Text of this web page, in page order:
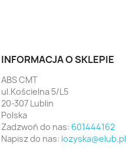
INFORMACJA O SKLEPIE
ABS CMT
ul.Kościelna 5/L5
20-307 Lublin
Polska
Zadzwoń do nas: 601444162
Napisz do nas: lozyska@elub.pl